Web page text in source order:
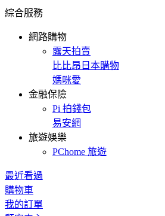
綜合服務
網路購物
露天拍賣
比比昂日本購物
媽咪愛
金融保險
Pi 拍錢包
易安網
旅遊娛樂
PChome 旅遊
最近看過
購物車
我的訂單